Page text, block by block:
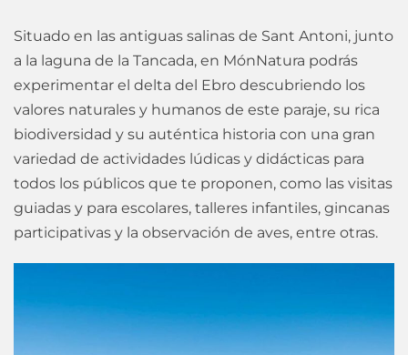
Situado en las antiguas salinas de Sant Antoni, junto
a la laguna de la Tancada, en MónNatura podrás
experimentar el delta del Ebro descubriendo los
valores naturales y humanos de este paraje, su rica
biodiversidad y su auténtica historia con una gran
variedad de actividades lúdicas y didácticas para
todos los públicos que te proponen, como las visitas
guiadas y para escolares, talleres infantiles, gincanas
participativas y la observación de aves, entre otras.